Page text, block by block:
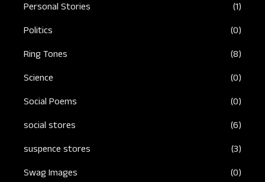
Personal Stories
(1)
Politics
(0)
Ring Tones
(8)
Science
(0)
Social Poems
(0)
social stores
(6)
suspence stores
(3)
Swag Images
(0)